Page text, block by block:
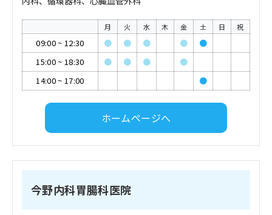
月 火 水 木 金 土 日 祝
09:00~ 12:30 ● ● ● ●
●
15:00~ 18:30 ● ● ●
●
14:00~ 17:00 ●
ホームページへ
今野内科胃腸科医院